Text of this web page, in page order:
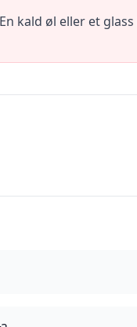
kald øl eller et glass